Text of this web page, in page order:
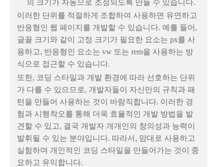
의 크기가 자동으로 조정되도록 만들 수 있습니다.
이러한 단위를 적절하게 조합하여 사용하면 유연하고
반응형인 웹 페이지를 개발할 수 있습니다. 예를 들어,
글꼴 크기와 같이 고정 크기가 필요한 요소는 px를 사
용하고, 반응형인 요소는 vw 또는 rem을 사용하는 방
식으로 접근할 수 있습니다.
또한, 코딩 스타일과 개발 환경에 따라 선호하는 단위
가 다를 수 있으므로, 개발자들이 자신만의 규칙과 패
턴을 만들어 사용하는 것이 바람직합니다. 이러한 경
험과 시행착오를 통해 더욱 효율적인 개발 방법을 발
견할 수 있고, 결국 개발자 개개인의 창의성과 능력이
발휘될 수 있는 분야입니다. 따라서, 맘대로 사용하고
실험하며 개인적인 코딩 스타일을 만들어가는 것이 중
요하고 유익합니다.